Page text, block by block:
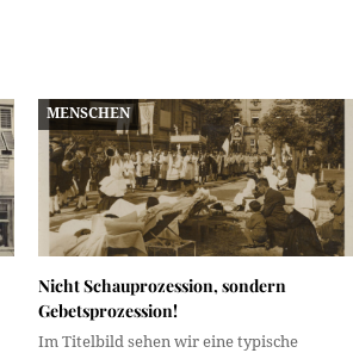
MENSCHEN
Nicht Schauprozession, sondern
Gebetsprozession!
Im Titelbild sehen wir eine typische